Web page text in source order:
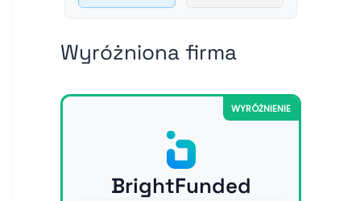
Wyróżniona firma
WYRÓŻNIENIE
BrightFunded